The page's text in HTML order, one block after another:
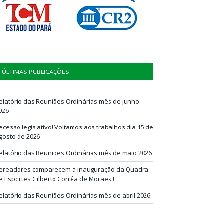
ÚLTIMAS PUBLICAÇÕES
das Reuniões Ordinárias mês de junho
legislativo! Voltamos aos trabalhos dia 15 de
de 2026
das Reuniões Ordinárias mês de maio 2026
comparecem a inauguração da Quadra
Esportes Gilberto Corrêa de Moraes !
das Reuniões Ordinárias mês de abril 2026